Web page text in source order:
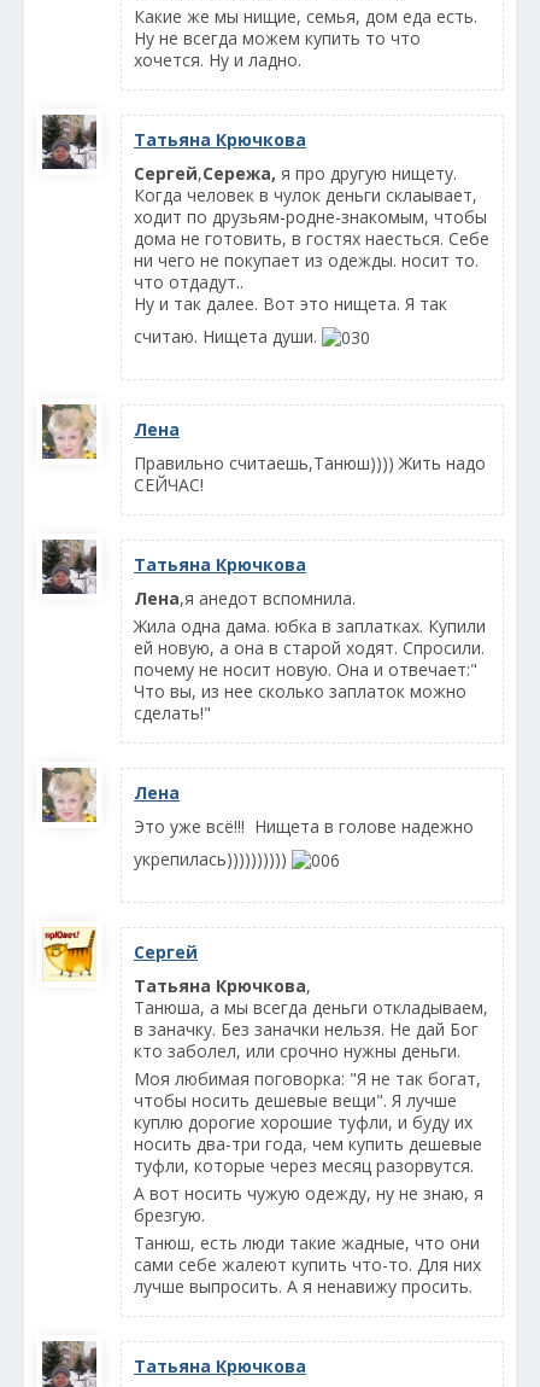
Какие же мы нищие, семья, дом еда есть.
Ну не всегда можем купить то что
хочется. Ну и ладно.
Татьяна Крючкова
Сергей,Сережа, я про другую нищету.
Когда человек в чулок деньги склаывает,
ходит по друзьям-родне-знакомым, чтобы
дома не готовить, в гостях наесться. Себе
ни чего не покупает из одежды. носит то.
что отдадут..
Ну и так далее. Вот это нищета. Я так
считаю. Нищета души.
Лена
Правильно считаешь,Танюш)))) Жить надо
СЕЙЧАС!
Татьяна Крючкова
Лена,я анедот вспомнила.
Жила одна дама. юбка в заплатках. Купили
ей новую, а она в старой ходят. Спросили.
почему не носит новую. Она и отвечает:"
Что вы, из нее сколько заплаток можно
сделать!"
Лена
Это уже всё!!! Нищета в голове надежно
укрепилась))))))))))
Сергей
Татьяна Крючкова,
Танюша, а мы всегда деньги откладываем,
в заначку. Без заначки нельзя. Не дай Бог
кто заболел, или срочно нужны деньги.
Моя любимая поговорка: "Я не так богат,
чтобы носить дешевые вещи". Я лучше
куплю дорогие хорошие туфли, и буду их
носить два-три года, чем купить дешевые
туфли, которые через месяц разорвутся.
А вот носить чужую одежду, ну не знаю, я
брезгую.
Танюш, есть люди такие жадные, что они
сами себе жалеют купить что-то. Для них
лучше выпросить. А я ненавижу просить.
Татьяна Крючкова